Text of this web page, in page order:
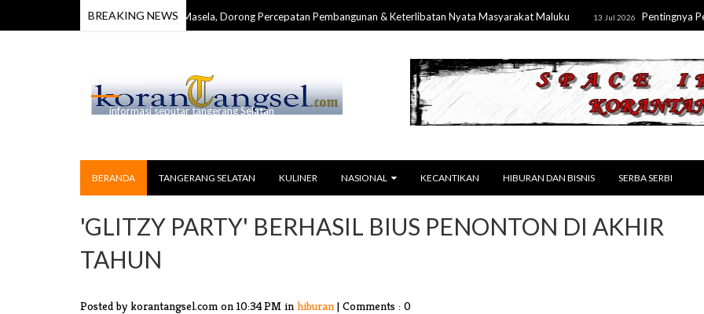
BREAKING NEWS
Apresiasi Groundbreaking Blok Masela, Dorong Percepatan Pembangunan & Keterlibatan Nyata Masyarakat Maluku 13 Jul 2026 Pentingnya
informasi seputar tangerang Selatan
BERANDA TANGERANG SELATAN KULINER NASIONAL KECANTIKAN HIBURAN DAN BISNIS SERBA SERBI
'GLITZY PARTY' BERHASIL BIUS PENONTON DI AKHIR
TAHUN
Posted by korantangsel.com on 10:34 PM in hiburan | Comments : 0